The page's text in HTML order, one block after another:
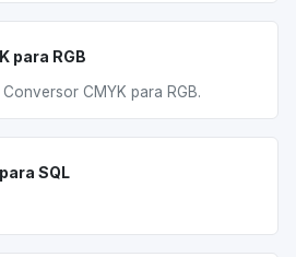
para RGB
CMYK para RGB.
SQL